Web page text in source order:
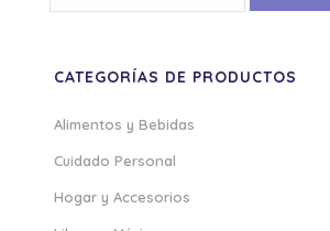
CATEGORÍAS DE PRODUCTOS
Alimentos y Bebidas
Cuidado Personal
Hogar y Accesorios